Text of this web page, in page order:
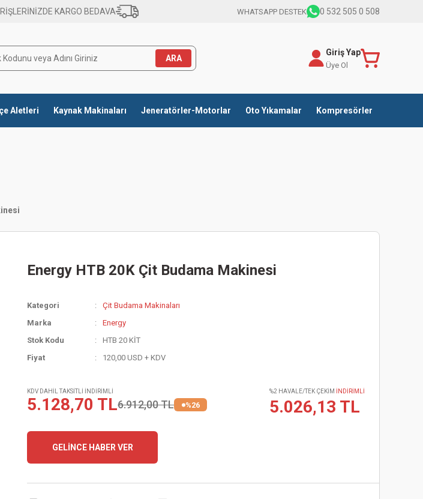
KARGO BEDAVA WHATSAPP DESTEK 0 532 505 0 508
ARA
Giriş Yap
Üye Ol
Aletleri Kaynak Makinaları Jeneratörler-Motorlar Oto Yıkamalar Kompresörler
Energy HTB 20K Çit Budama Makinesi
Kategori
Çit Budama Makinaları
Marka
Energy
Stok Kodu
HTB 20 KİT
Fiyat
120,00 USD + KDV
KDV DAHİL TAKSİTLİ İNDİRİMLİ
5.128,70 TL6.912,00 TL %26
%2 HAVALE/TEK ÇEKİM İNDİRİMLİ
5.026,13 TL
GELİNCE HABER VER